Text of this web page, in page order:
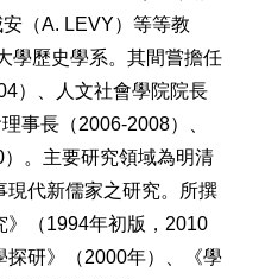
（A. LEVY）等等教
學歷史學系。其間嘗擔任
）、人文社會學院院長
事長（2006-2008）、
。主要研究領域為明清
現代新儒家之研究。所撰
》（1994年初版，2010
探研》（2000年）、《學